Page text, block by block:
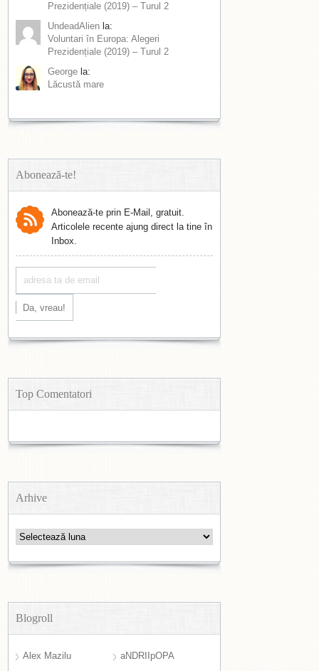
Prezidențiale (2019) – Turul 2
UndeadAlien la:
Voluntari în Europa: Alegeri
Prezidențiale (2019) – Turul 2
George la:
Lăcustă mare
Abonează-te!
Abonează-te prin E-Mail, gratuit.
Articolele recente ajung direct la tine în
Inbox.
Top Comentatori
Arhive
Arhive
Blogroll
Alex Mazilu
aNDRIIpOPA